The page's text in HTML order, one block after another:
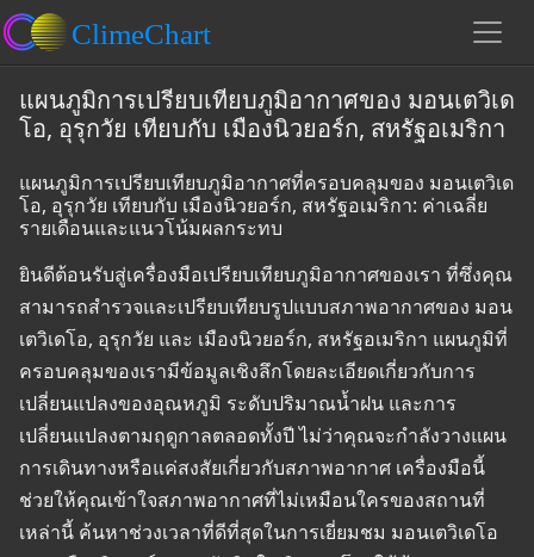
แผนภูมิการเปรียบเทียบภูมิอากาศของ มอนเตวิเด
โอ, อุรุกวัย เทียบกับ เมืองนิวยอร์ก, สหรัฐอเมริกา
แผนภูมิการเปรียบเทียบภูมิอากาศที่ครอบคลุมของ มอนเตวิเด
โอ, อุรุกวัย เทียบกับ เมืองนิวยอร์ก, สหรัฐอเมริกา: ค่าเฉลี่ย
รายเดือนและแนวโน้มผลกระทบ
ยินดีต้อนรับสู่เครื่องมือเปรียบเทียบภูมิอากาศของเรา ที่ซึ่งคุณ
สามารถสำรวจและเปรียบเทียบรูปแบบสภาพอากาศของ มอน
เตวิเดโอ, อุรุกวัย และ เมืองนิวยอร์ก, สหรัฐอเมริกา แผนภูมิที่
ครอบคลุมของเรามีข้อมูลเชิงลึกโดยละเอียดเกี่ยวกับการ
เปลี่ยนแปลงของอุณหภูมิ ระดับปริมาณน้ำฝน และการ
เปลี่ยนแปลงตามฤดูกาลตลอดทั้งปี ไม่ว่าคุณจะกำลังวางแผน
การเดินทางหรือแค่สงสัยเกี่ยวกับสภาพอากาศ เครื่องมือนี้
ช่วยให้คุณเข้าใจสภาพอากาศที่ไม่เหมือนใครของสถานที่
เหล่านี้ ค้นหาช่วงเวลาที่ดีที่สุดในการเยี่ยมชม มอนเตวิเดโอ